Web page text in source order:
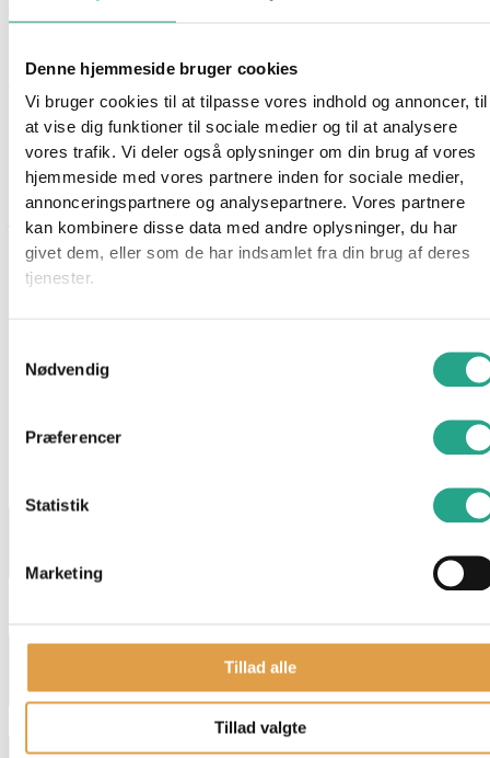
Denne hjemmeside bruger cookies
Vi bruger cookies til at tilpasse vores indhold og annoncer, til
at vise dig funktioner til sociale medier og til at analysere
vores trafik. Vi deler også oplysninger om din brug af vores
hjemmeside med vores partnere inden for sociale medier,
annonceringspartnere og analysepartnere. Vores partnere
kan kombinere disse data med andre oplysninger, du har
givet dem, eller som de har indsamlet fra din brug af deres
tjenester.
Nødvendig
Præferencer
Statistik
Marketing
Tillad alle
Tillad valgte
Varenummer 93420 Kategori Kreativt og Lærerigt
Beskrivelse
Spørg om produktet
Læringsunderlaget støtter dit barns læring i hverdagen, når i
tegner, laver perler eller spiller spil. Mulighederne er mange
med læringsunderlaget som er designet med mål og vægt
Har du spørgsmål til denne vare?